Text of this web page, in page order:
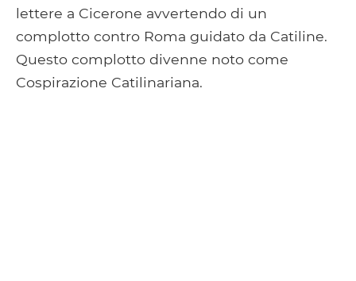
lettere a Cicerone avvertendo di un
complotto contro Roma guidato da Catiline.
Questo complotto divenne noto come
Cospirazione Catilinariana.